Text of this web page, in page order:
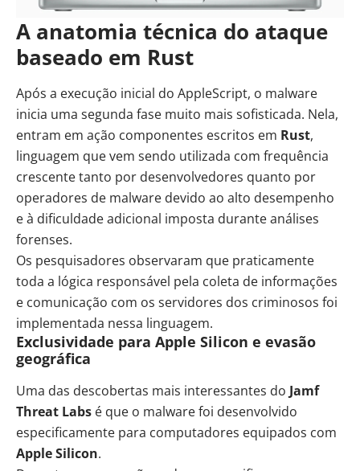
A anatomia técnica do ataque
baseado em Rust
Após a execução inicial do AppleScript, o malware
inicia uma segunda fase muito mais sofisticada. Nela,
entram em ação componentes escritos em Rust,
linguagem que vem sendo utilizada com frequência
crescente tanto por desenvolvedores quanto por
operadores de malware devido ao alto desempenho
e à dificuldade adicional imposta durante análises
forenses.
Os pesquisadores observaram que praticamente
toda a lógica responsável pela coleta de informações
e comunicação com os servidores dos criminosos foi
implementada nessa linguagem.
Exclusividade para Apple Silicon e evasão
geográfica
Uma das descobertas mais interessantes do Jamf
Threat Labs é que o malware foi desenvolvido
especificamente para computadores equipados com
Apple Silicon.